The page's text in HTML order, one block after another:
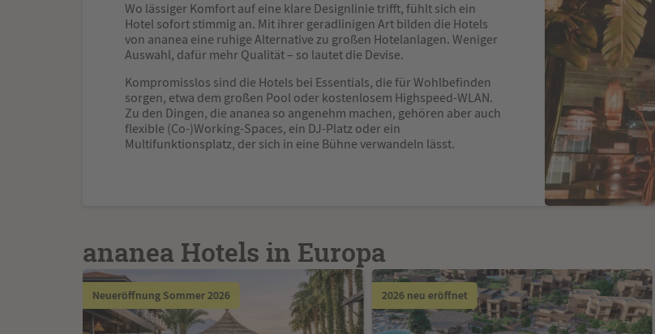
Wo lässiger Komfort auf eine klare Designlinie trifft, fühlt sich ein
Hotel sofort stimmig an. Mit ihrer geradlinigen Art bilden die Hotels
von ananea eine ruhige Alternative zu großen Hotelanlagen. Weniger
Auswahl, dafür mehr Qualität – so lautet die Devise.
Kompromisslos sind die Hotels bei Essentials, die für Wohlbefinden
sorgen, etwa dem großen Pool oder kostenlosem Highspeed-WLAN.
Zu den Dingen, die ananea so angenehm machen, gehören aber auch
flexible (Co-)Working-Spaces, ein DJ-Platz oder ein
Multifunktionsplatz, der sich in eine Bühne verwandeln lässt.
ananea Hotels in Europa
Neueröffnung Sommer 2026 2026 neu eröffnet